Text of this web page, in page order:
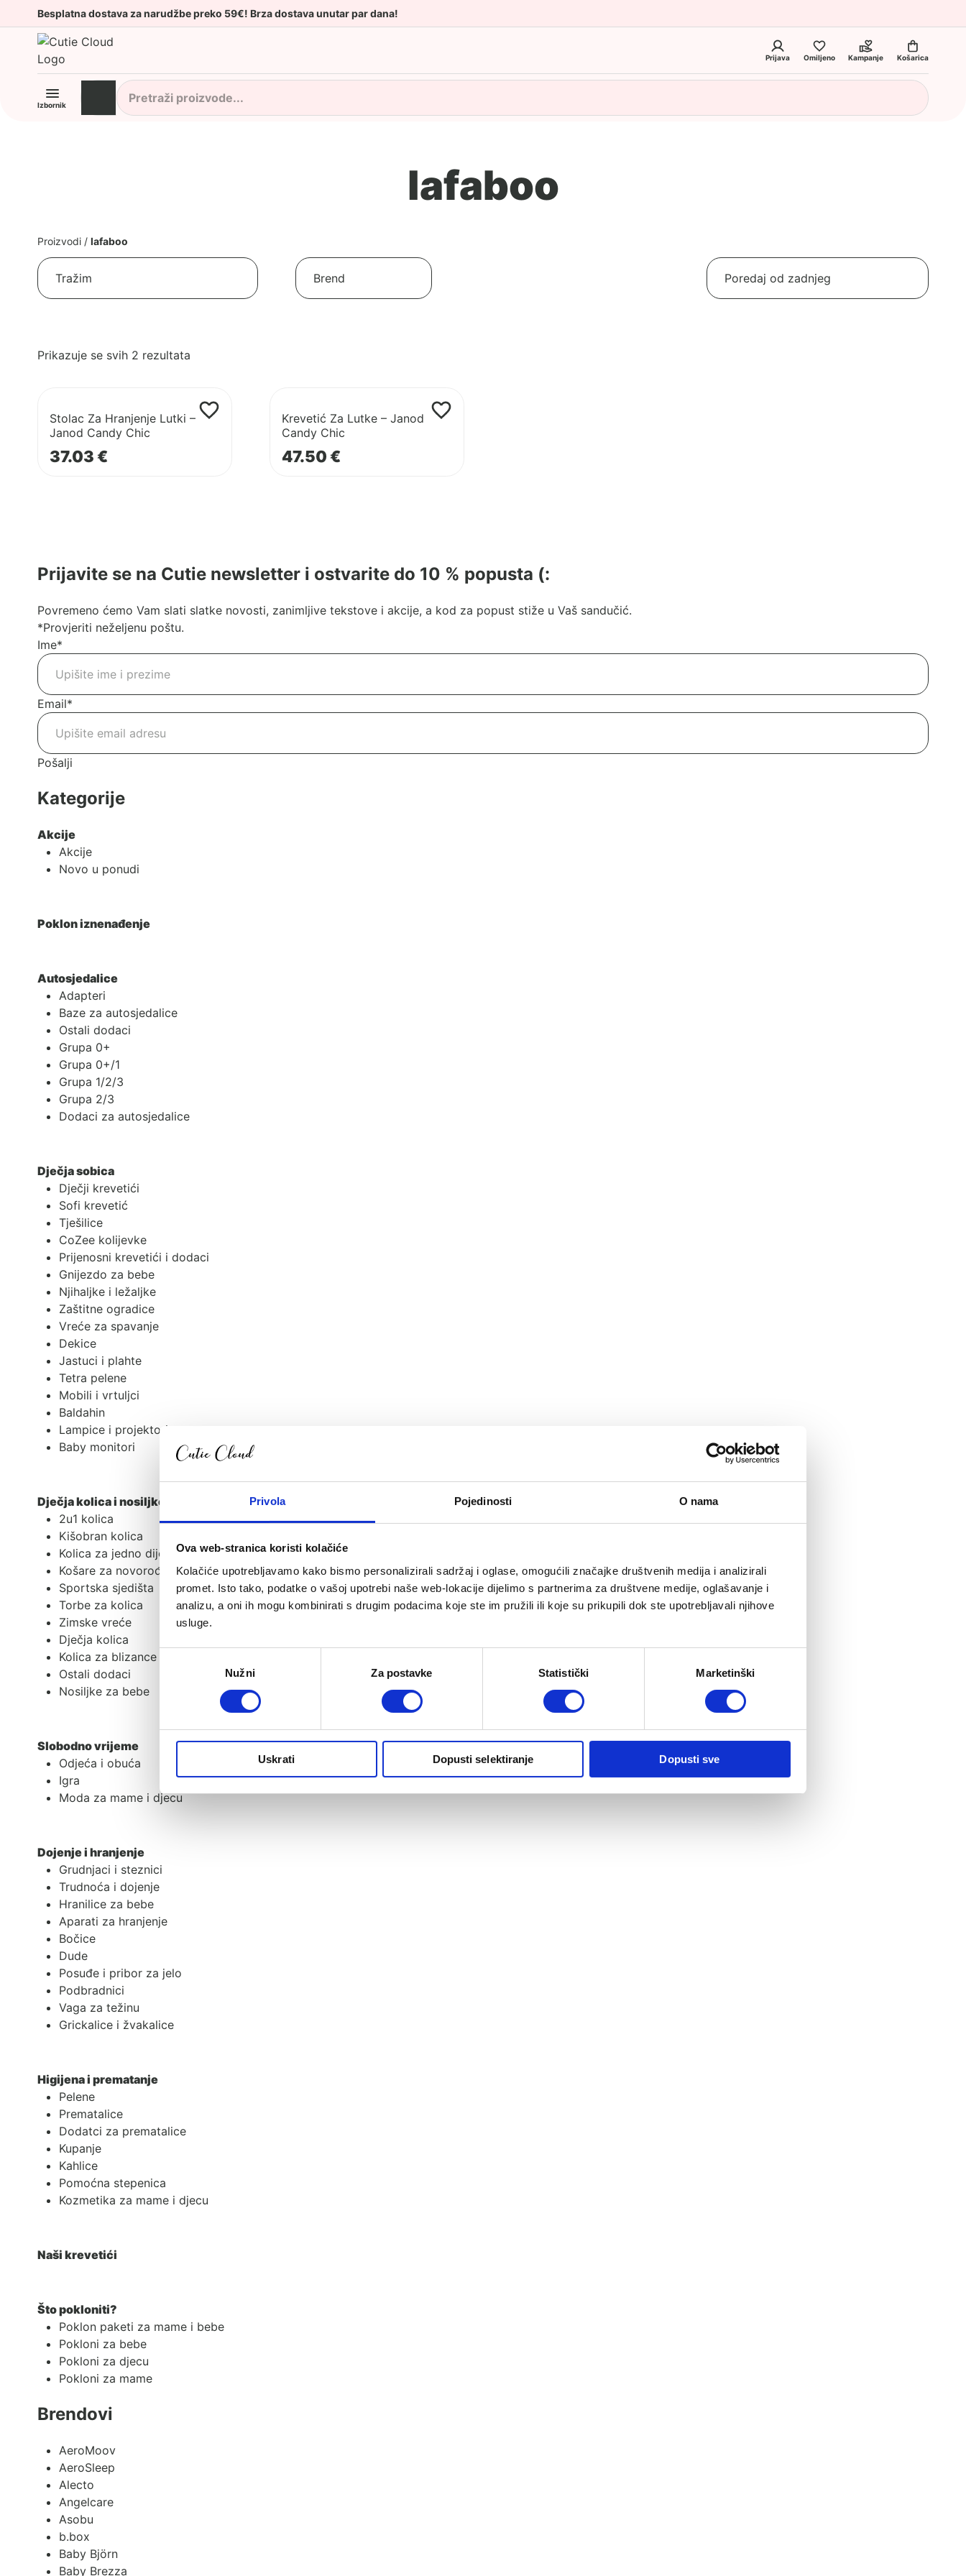
Privola Pojedinosti O nama
Ova web-stranica koristi kolačiće
Kolačiće upotrebljavamo kako bismo personalizirali sadržaj i oglase, omogućili značajke društvenih medija i analizirali
promet. Isto tako, podatke o vašoj upotrebi naše web-lokacije dijelimo s partnerima za društvene medije, oglašavanje i
analizu, a oni ih mogu kombinirati s drugim podacima koje ste im pružili ili koje su prikupili dok ste upotrebljavali njihove
usluge.
Nužni Za postavke Statistički Marketinški
Uskrati Dopusti selektiranje Dopusti sve
Besplatna dostava za narudžbe preko 59€! Brza dostava unutar par dana!
Prijava Omiljeno Kampanje Košarica
Izbornik
lafaboo
Proizvodi / lafaboo
Prikazuje se svih 2 rezultata
proizvod
Stolac
Hranjenje
Stolac Za Hranjenje Lutki –
Janod Candy Chic
37.03€
proizvod
Krevetić
Lutke
Krevetić Za Lutke – Janod
Candy Chic
47.50€
Prijavite se na Cutie newsletter i ostvarite do 10 % popusta (:
Povremeno ćemo Vam slati slatke novosti, zanimljive tekstove i akcije, a kod za popust stiže u Vaš sandučić.
*Provjeriti neželjenu poštu.
Ime*
Email*
Pošalji
Kategorije
Akcije
Akcije
Novo u ponudi
Poklon iznenađenje
Autosjedalice
Adapteri
Baze za autosjedalice
Ostali dodaci
Grupa 0+
Grupa 0+/1
Grupa 1/2/3
Grupa 2/3
Dodaci za autosjedalice
Dječja sobica
Dječji krevetići
Sofi krevetić
Tješilice
CoZee kolijevke
Prijenosni krevetići i dodaci
Gnijezdo za bebe
Njihaljke i ležaljke
Zaštitne ogradice
Vreće za spavanje
Dekice
Jastuci i plahte
Tetra pelene
Mobili i vrtuljci
Baldahin
Lampice i projektori
Baby monitori
Dječja kolica i nosiljke
2u1 kolica
Kišobran kolica
Kolica za jedno dijete
Košare za novorođenče
Sportska sjedišta
Torbe za kolica
Zimske vreće
Dječja kolica
Kolica za blizance
Ostali dodaci
Nosiljke za bebe
Slobodno vrijeme
Odjeća i obuća
Igra
Moda za mame i djecu
Dojenje i hranjenje
Grudnjaci i steznici
Trudnoća i dojenje
Hranilice za bebe
Aparati za hranjenje
Bočice
Dude
Posuđe i pribor za jelo
Podbradnici
Vaga za težinu
Grickalice i žvakalice
Higijena i prematanje
Pelene
Prematalice
Dodatci za prematalice
Kupanje
Kahlice
Pomoćna stepenica
Kozmetika za mame i djecu
Naši krevetići
Što pokloniti?
Poklon paketi za mame i bebe
Pokloni za bebe
Pokloni za djecu
Pokloni za mame
Brendovi
AeroMoov
AeroSleep
Alecto
Angelcare
Asobu
b.box
Baby Björn
Baby Brezza